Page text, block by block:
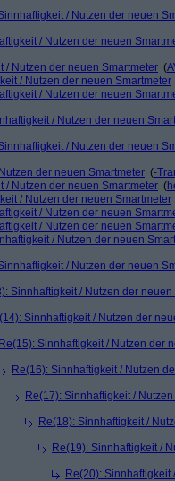
/ Nutzen der neuen
/ Nutzen der neuen
/ Nutzen der neuen Smartmeter (
/ Nutzen der neuen Smartmeter
/ Nutzen der neuen
/ Nutzen der neuen
/ Nutzen der neuen
der neuen Smartmeter (-
/ Nutzen der neuen Smartmeter (
/ Nutzen der neuen Smartmeter
/ Nutzen der neuen
/ Nutzen der neuen
/ Nutzen der neuen
/ Nutzen der neuen
Sinnhaftigkeit / Nutzen der neuen
Sinnhaftigkeit / Nutzen der
Re(15): Sinnhaftigkeit / Nutzen der
Re(16): Sinnhaftigkeit / Nutzen
Re(17): Sinnhaftigkeit /
Re(18): Sinnhaftigkeit /
Re(19): Sinnhaftigkeit /
Re(20): Sinnhaftigkeit